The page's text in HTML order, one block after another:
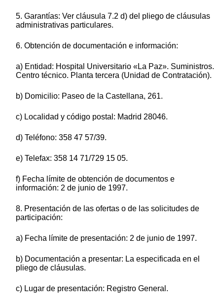
5. Garantías: Ver cláusula 7.2 d) del pliego de cláusulas
administrativas particulares.
6. Obtención de documentación e información:
a) Entidad: Hospital Universitario «La Paz». Suministros.
Centro técnico. Planta tercera (Unidad de Contratación).
b) Domicilio: Paseo de la Castellana, 261.
c) Localidad y código postal: Madrid 28046.
d) Teléfono: 358 47 57/39.
e) Telefax: 358 14 71/729 15 05.
f) Fecha límite de obtención de documentos e
información: 2 de junio de 1997.
8. Presentación de las ofertas o de las solicitudes de
participación:
a) Fecha límite de presentación: 2 de junio de 1997.
b) Documentación a presentar: La especificada en el
pliego de cláusulas.
c) Lugar de presentación: Registro General.